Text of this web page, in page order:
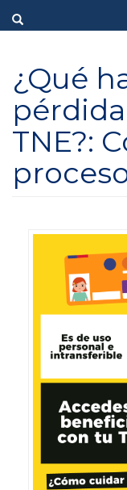
¿Qué
TNE?: